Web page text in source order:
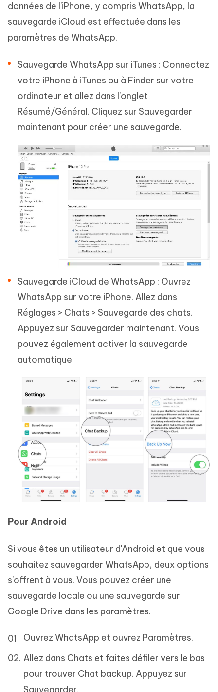
données de l'iPhone, y compris WhatsApp, la
sauvegarde iCloud est effectuée dans les
paramètres de WhatsApp.
Sauvegarde WhatsApp sur iTunes : Connectez
votre iPhone à iTunes ou à Finder sur votre
ordinateur et allez dans l'onglet
Résumé/Général. Cliquez sur Sauvegarder
maintenant pour créer une sauvegarde.
Sauvegarde iCloud de WhatsApp : Ouvrez
WhatsApp sur votre iPhone. Allez dans
Réglages > Chats > Sauvegarde des chats.
Appuyez sur Sauvegarder maintenant. Vous
pouvez également activer la sauvegarde
automatique.
Pour Android
Si vous êtes un utilisateur d'Android et que vous
souhaitez sauvegarder WhatsApp, deux options
s'offrent à vous. Vous pouvez créer une
sauvegarde locale ou une sauvegarde sur
Google Drive dans les paramètres.
Ouvrez WhatsApp et ouvrez Paramètres.
Allez dans Chats et faites défiler vers le bas
pour trouver Chat backup. Appuyez sur
Sauvegarder.